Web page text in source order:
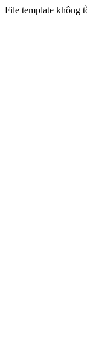
File template không